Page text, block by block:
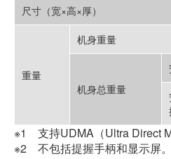
尺寸（宽×高×厚）
重量
机身重量
机身总重量
※1 支持UDMA（Ultra Direct
※2 不包括提握手柄和显示屏。